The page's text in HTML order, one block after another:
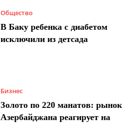
Общество
В Баку ребенка с диабетом
исключили из детсада
Бизнес
Золото по 220 манатов: рынок
Азербайджана реагирует на